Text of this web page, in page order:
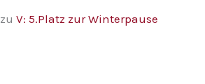
zuV: 5.Platz zur Winterpause